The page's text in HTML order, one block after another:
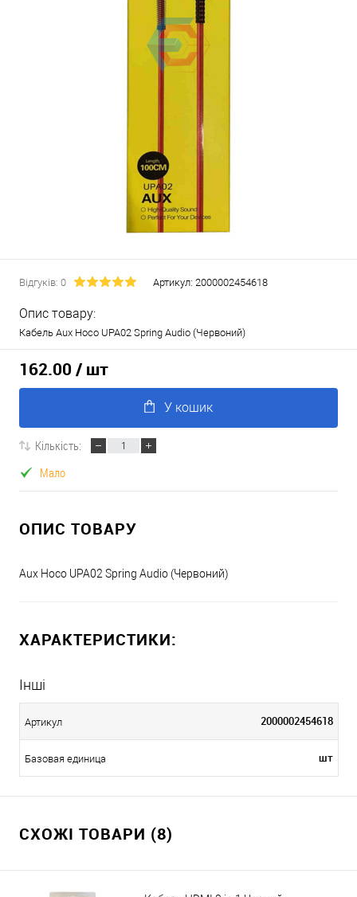
Відгуків: 0 Артикул: 2000002454618
Опис товару:
Кабель Aux Hoco UPA02 Spring Audio (Червоний)
162.00 / шт
У кошик
Кількість:
Мало
ОПИС ТОВАРУ
Aux Hoco UPA02 Spring Audio (Червоний)
ХАРАКТЕРИСТИКИ:
Інші
Артикул 2000002454618
Базовая единица шт
СХОЖІ ТОВАРИ (8)